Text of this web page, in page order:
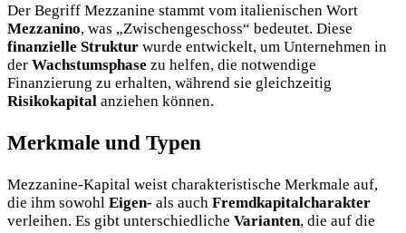
Der Begriff Mezzanine stammt vom italienischen Wort
Mezzanino, was „Zwischengeschoss“ bedeutet. Diese
finanzielle Struktur wurde entwickelt, um Unternehmen in
der Wachstumsphase zu helfen, die notwendige
Finanzierung zu erhalten, während sie gleichzeitig
Risikokapital anziehen können.
Merkmale und Typen
Mezzanine-Kapital weist charakteristische Merkmale auf,
die ihm sowohl Eigen- als auch Fremdkapitalcharakter
verleihen. Es gibt unterschiedliche Varianten, die auf die